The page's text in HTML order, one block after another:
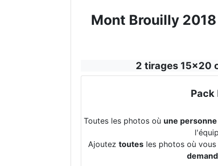
Mont Brouilly
2 tirages 15x20
Pack
Toutes les photos où une personne
Ajoutez toutes les photos où